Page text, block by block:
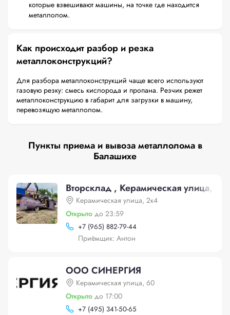
которые взвешивают машины, на точке где находится
металлолом.
Как происходит разбор и резка
металлоконструкций?
Для разбора металлоконструкций чаще всего используют
газовую резку: смесь кислорода и пропана. Резчик режет
металлоконструкцию в габарит для загрузки в машину,
перевозящую металлолом.
Пункты приема и вывоза металлолома в
Балашихе
Вторсклад , Керамическая улица,
Керамическая улица, 2к4
Открыто до 23:59
+7 (965) 882-79-44
Приёмщик: Антон
ООО СИНЕРГИЯ
Керамическая улица, 60
Открыто до 17:00
+7 (495) 341-50-65